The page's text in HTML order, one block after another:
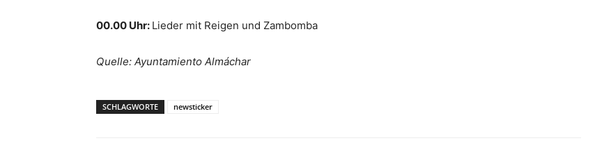
00.00 Uhr: Lieder mit Reigen und Zambomba
Quelle: Ayuntamiento Almáchar
SCHLAGWORTE newsticker